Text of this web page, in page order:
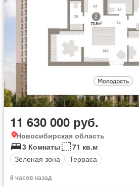
11 630 000 руб.
Новосибирская область
3 Комнаты
71 кв.м
Зеленая зона
Терраса
8 часов назад